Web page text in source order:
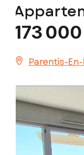
173
Parentis-